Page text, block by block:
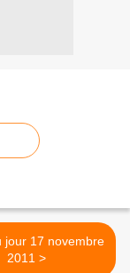
jour 17 novembre
2011 >